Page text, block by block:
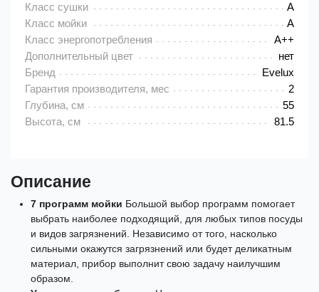
Класс сушки
A
Класс мойки
A
Класс энергопотребления
A++
Дополнительный цвет
нет
Бренд
Evelux
Гарантия производителя, мес
2
Глубина, см
55
Высота, см
81.5
Описание
7 программ мойки Большой выбор программ помогает
выбрать наиболее подходящий, для любых типов посуды
и видов загрязнений. Независимо от того, насколько
сильными окажутся загрязнений или будет деликатным
материал, прибор выполнит свою задачу наилучшим
образом.